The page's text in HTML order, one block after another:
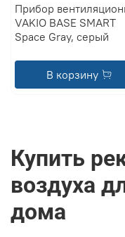
Прибор
VAKIO BASE SMART
Space Gray, серый
В корзину
Купить
воздуха
дома